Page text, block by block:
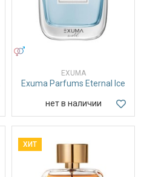
EXUMA
Exuma Parfums Eternal Ice
нет в наличии
ХИТ